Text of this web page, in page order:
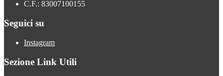
C.F.: 83007100155
Seguici su
Instagram
Sezione Link Utili